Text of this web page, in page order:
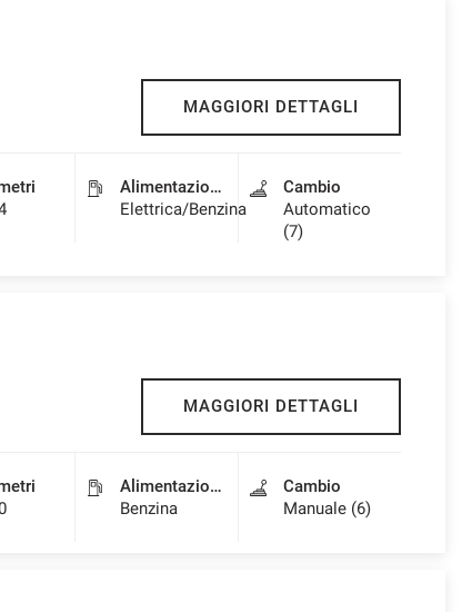
MAGGIORI DETTAGLI
Alimentazione
Elettrica/Benzina
Cambio
Automatico
(7)
MAGGIORI DETTAGLI
Alimentazione
Benzina
Cambio
Manuale (6)